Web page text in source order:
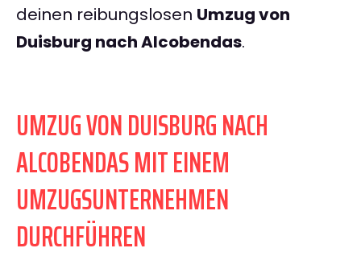
deinen reibungslosen Umzug von
Duisburg nach Alcobendas.
UMZUG VON DUISBURG NACH
ALCOBENDAS MIT EINEM
UMZUGSUNTERNEHMEN
DURCHFÜHREN